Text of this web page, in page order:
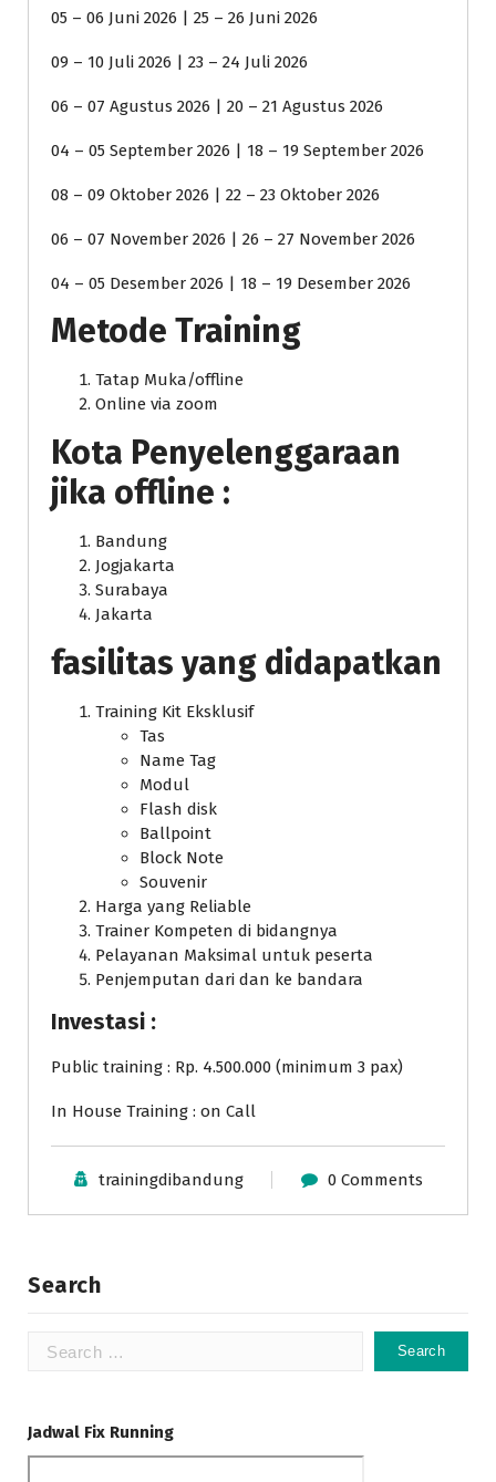
05 – 06 Juni 2026 | 25 – 26 Juni 2026
09 – 10 Juli 2026 | 23 – 24 Juli 2026
06 – 07 Agustus 2026 | 20 – 21 Agustus 2026
04 – 05 September 2026 | 18 – 19 September 2026
08 – 09 Oktober 2026 | 22 – 23 Oktober 2026
06 – 07 November 2026 | 26 – 27 November 2026
04 – 05 Desember 2026 | 18 – 19 Desember 2026
Metode Training
Tatap Muka/offline
Online via zoom
Kota Penyelenggaraan
jika offline :
Bandung
Jogjakarta
Surabaya
Jakarta
fasilitas yang didapatkan
Training Kit Eksklusif
Tas
Name Tag
Modul
Flash disk
Ballpoint
Block Note
Souvenir
Harga yang Reliable
Trainer Kompeten di bidangnya
Pelayanan Maksimal untuk peserta
Penjemputan dari dan ke bandara
Investasi :
Public training : Rp. 4.500.000 (minimum 3 pax)
In House Training : on Call
trainingdibandung 0 Comments
Search
Search
Jadwal Fix Running